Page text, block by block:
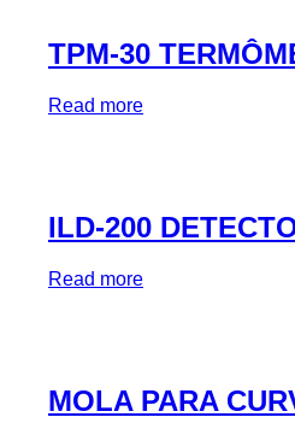
TPM-30
Read more
ILD-200
Read more
MOLA PARA